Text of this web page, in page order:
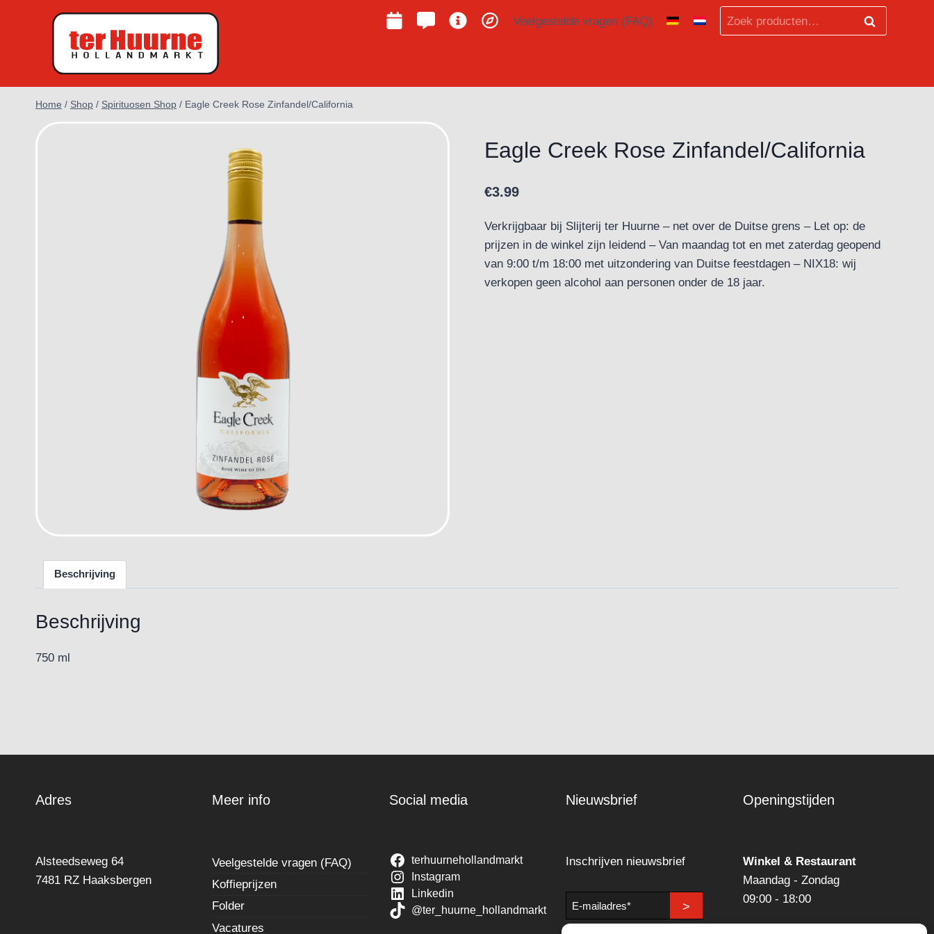
Veelgestelde vragen (FAQ)
Zoeken
naar:
Zoeken
Home / Shop / Spirituosen Shop / Eagle Creek Rose Zinfandel/California
Eagle Creek Rose Zinfandel/California
€3.99
Verkrijgbaar bij Slijterij ter Huurne – net over de Duitse grens – Let op: de
prijzen in de winkel zijn leidend – Van maandag tot en met zaterdag geopend
van 9:00 t/m 18:00 met uitzondering van Duitse feestdagen – NIX18: wij
verkopen geen alcohol aan personen onder de 18 jaar.
Beschrijving
Beschrijving
750 ml
Adres
Alsteedseweg 64
7481 RZ Haaksbergen
Meer info
Veelgestelde vragen (FAQ)
Koffieprijzen
Folder
Vacatures
Social media
terhuurnehollandmarkt
Instagram
Linkedin
@ter_huurne_hollandmarkt
Nieuwsbrief
Inschrijven nieuwsbrief
E-
mailadres
>
Openingstijden
Winkel & Restaurant
Maandag - Zondag
09:00 - 18:00